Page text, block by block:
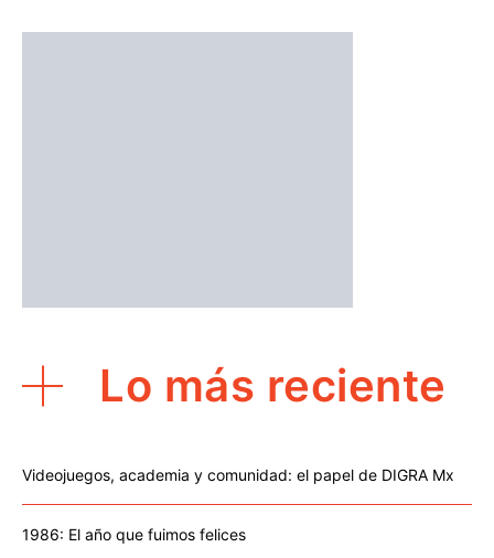
Lo más reciente
Videojuegos, academia y comunidad: el papel de DIGRA Mx
1986: El año que fuimos felices